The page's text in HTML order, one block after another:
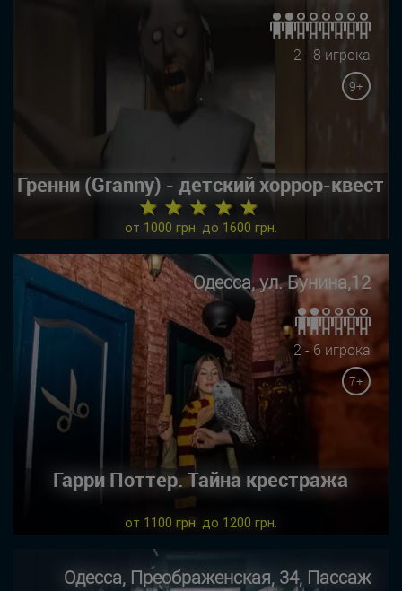
2 - 8 игрока
9+
Гренни (Granny) - детский хоррор-квест
★ ★ ★ ★ ★
от 1000 грн. до 1600 грн.
Одесса, ул. Бунина,12
2 - 6 игрока
7+
Гарри Поттер. Тайна крестража
от 1100 грн. до 1200 грн.
Одесса, Преображенская, 34, Пассаж